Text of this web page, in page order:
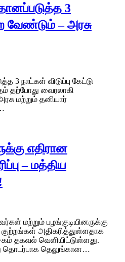
3
வேண்டும் – அரசு
3 நாட்கள் விடுப்பு கேட்டு
தற்போது வைரலாகி
அரசு மற்றும் தனியார்
எதிரான
– மத்திய
மற்றும் பழங்குடியினருக்கு
குற்றங்கள் அதிகரித்துள்ளதாக
தகவல் வெளியிட்டுள்ளது.
தொடர்பாக தெலுங்கான…